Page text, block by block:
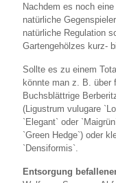
Nachdem es noch
natürliche
natürliche Regulation
Gartengehölzes kurz-
Sollte es zu einem
könnte man z. B. über
Buchsblättrige
(Ligustrum vulugare
`Elegant` oder
`Green Hedge`) oder
`Densiformis`.
Entsorgung